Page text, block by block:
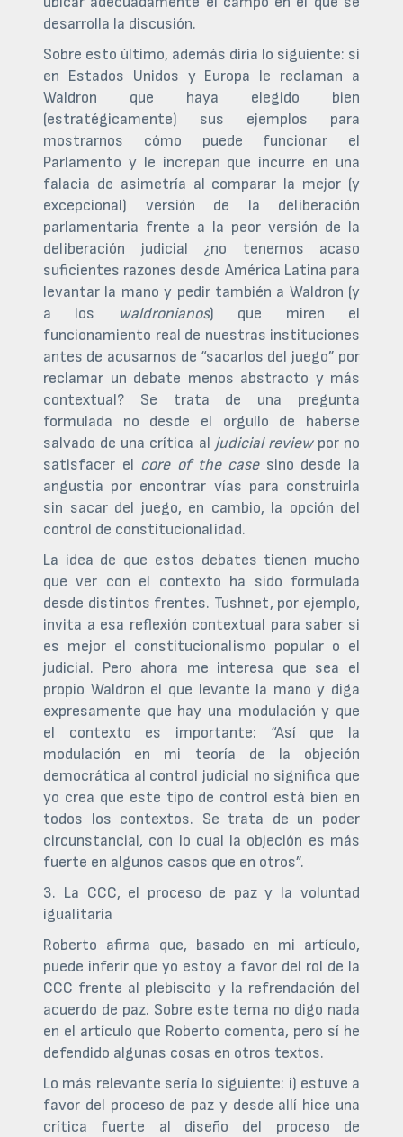
desarrolla la discusión.
Sobre esto último, además diría lo siguiente: si
en Estados Unidos y Europa le reclaman a
Waldron que haya elegido bien
(estratégicamente) sus ejemplos para
mostrarnos cómo puede funcionar el
Parlamento y le increpan que incurre en una
falacia de asimetría al comparar la mejor (y
excepcional) versión de la deliberación
parlamentaria frente a la peor versión de la
deliberación judicial ¿no tenemos acaso
suficientes razones desde América Latina para
levantar la mano y pedir también a Waldron (y
a los
waldronianos) que miren el
funcionamiento real de nuestras instituciones
antes de acusarnos de “sacarlos del juego” por
reclamar un debate menos abstracto y más
contextual? Se trata de una pregunta
formulada no desde el orgullo de haberse
salvado de una crítica al judicial reviewpor no
satisfacer el core of the casesino desde la
angustia por encontrar vías para construirla
sin sacar del juego, en cambio, la opción del
control de constitucionalidad.
La idea de que estos debates tienen mucho
que ver con el contexto ha sido formulada
desde distintos frentes. Tushnet, por ejemplo,
invita a esa reflexión contextual para saber si
es mejor el constitucionalismo popular o el
judicial. Pero ahora me interesa que sea el
propio Waldron el que levante la mano y diga
expresamente que hay una modulación y que
el contexto es importante: “Así que la
modulación en mi teoría de la objeción
democrática al control judicial no significa que
yo crea que este tipo de control está bien en
todos los contextos. Se trata de un poder
circunstancial, con lo cual la objeción es más
fuerte en algunos casos que en otros”.
3. La CCC, el proceso de paz y la voluntad
igualitaria
Roberto afirma que, basado en mi artículo,
puede inferir que yo estoy a favor del rol de la
CCC frente al plebiscito y la refrendación del
acuerdo de paz. Sobre este tema no digo nada
en el artículo que Roberto comenta, pero sí he
defendido algunas cosas en otros textos.
Lo más relevante sería lo siguiente: i) estuve a
favor del proceso de paz y desde allí hice una
crítica fuerte al diseño del proceso de